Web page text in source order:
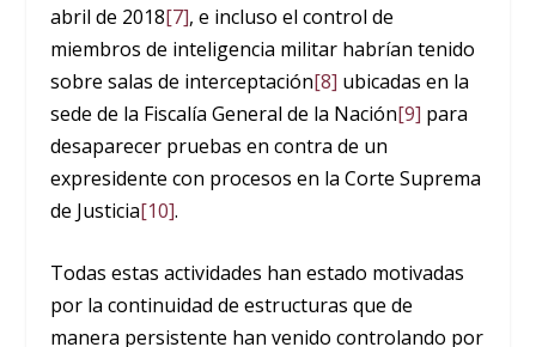
abril de 2018[7], e incluso el control de
miembros de inteligencia militar habrían tenido
sobre salas de interceptación[8] ubicadas en la
sede de la Fiscalía General de la Nación[9] para
desaparecer pruebas en contra de un
expresidente con procesos en la Corte Suprema
de Justicia[10].
Todas estas actividades han estado motivadas
por la continuidad de estructuras que de
manera persistente han venido controlando por